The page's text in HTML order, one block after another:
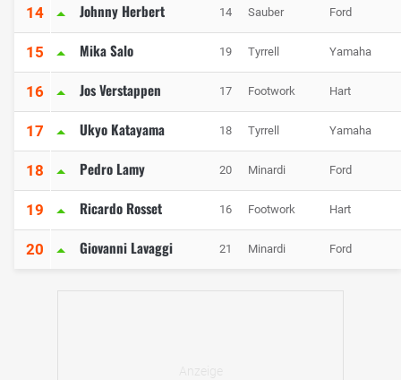
14 Johnny Herbert 14 Sauber Ford
15 Mika Salo 19 Tyrrell Yamaha
16 Jos Verstappen 17 Footwork Hart
17 Ukyo Katayama 18 Tyrrell Yamaha
18 Pedro Lamy 20 Minardi Ford
19 Ricardo Rosset 16 Footwork Hart
20 Giovanni Lavaggi 21 Minardi Ford